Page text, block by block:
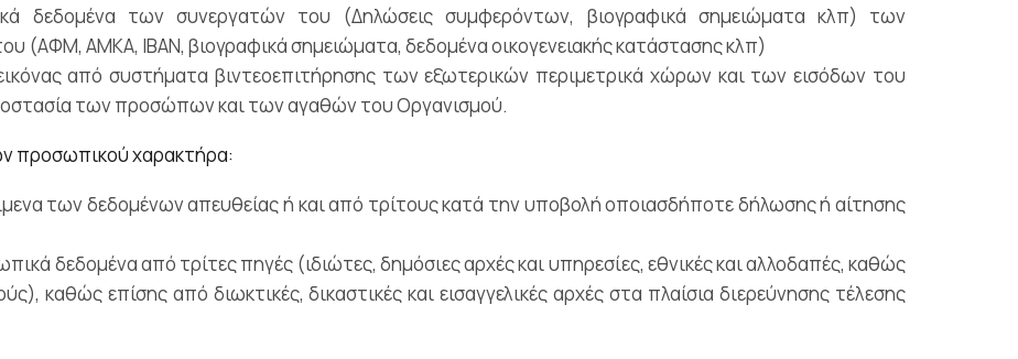
δεδομένα των συνεργατών του (Δηλώσεις συμφερόντων, βιογραφικά σημειώματα κλπ) των
(ΑΦΜ, ΑΜΚΑ, IBAN, βιογραφικά σημειώματα, δεδομένα οικογενειακής κατάστασης κλπ)
από συστήματα βιντεοεπιτήρησης των εξωτερικών περιμετρικά χώρων και των εισόδων του
των προσώπων και των αγαθών του Οργανισμού.
προσωπικού χαρακτήρα:
των δεδομένων απευθείας ή και από τρίτους κατά την υποβολή οποιασδήποτε δήλωσης ή αίτησης
δεδομένα από τρίτες πηγές (ιδιώτες, δημόσιες αρχές και υπηρεσίες, εθνικές και αλλοδαπές, καθώς
καθώς επίσης από διωκτικές, δικαστικές και εισαγγελικές αρχές στα πλαίσια διερεύνησης τέλεσης